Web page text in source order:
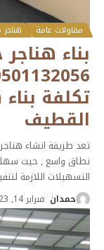
مقاولات عامة
بناء
تكلفة
القطيف
تعد طريقة انشاء
نطاق واسع , حيث سهلت
التسهيلات اللازمة
حمدان فبراير 14, 2023